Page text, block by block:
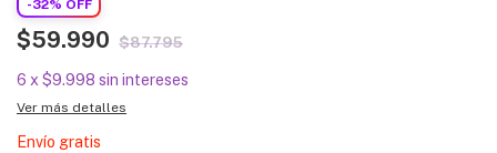
-32% OFF
$59.990 $87.795
6 x $9.998 sin intereses
Ver más detalles
Envío gratis